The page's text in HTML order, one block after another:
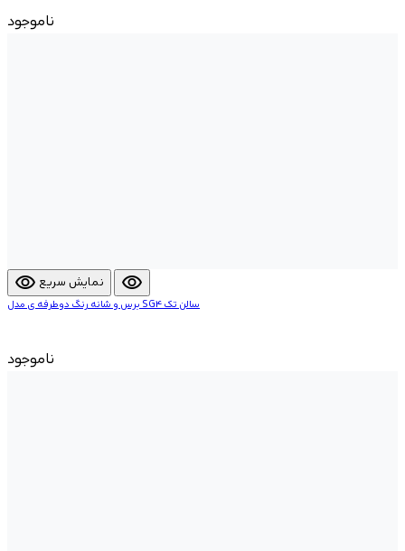
ناموجود
visibility نمایش سریع visibility
برس و شانه رنگ دوطرفه ی مدل SG4 سالن تک
ناموجود